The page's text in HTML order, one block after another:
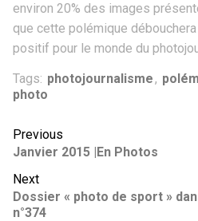
environ 20% des images
que cette polémique
positif pour le monde du
Tags: photojournalisme,
photo
Previous
Janvier 2015 |En Photos
Next
Dossier « photo de sport »
n°374